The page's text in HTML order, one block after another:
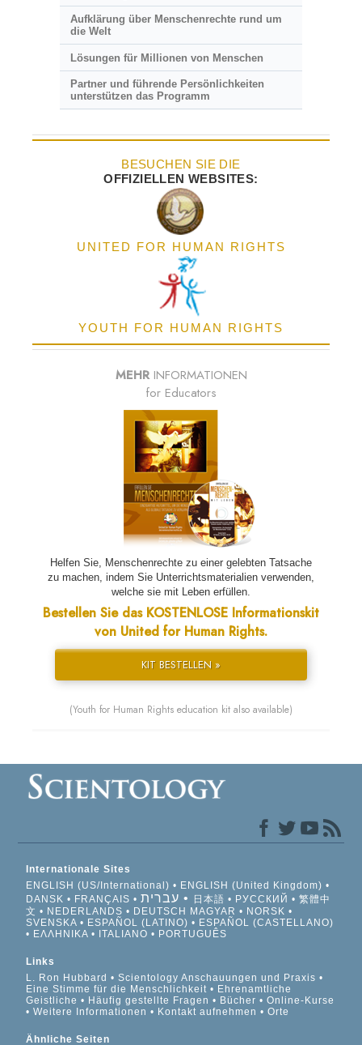
Aufklärung über Menschenrechte rund um
die Welt
Lösungen für Millionen von Menschen
Partner und führende Persönlichkeiten
unterstützen das Programm
BESUCHEN SIE DIE
OFFIZIELLEN WEBSITES:
UNITED FOR HUMAN RIGHTS
YOUTH FOR HUMAN RIGHTS
MEHR INFORMATIONEN
for Educators
Helfen Sie, Menschenrechte zu einer gelebten Tatsache
zu machen, indem Sie Unterrichtsmaterialien verwenden,
welche sie mit Leben erfüllen.
Bestellen Sie das KOSTENLOSE Informationskit
von United for Human Rights.
KIT BESTELLEN »
(Youth for Human Rights education kit also available)
Internationale Sites
ENGLISH (US/International)
ENGLISH (United Kingdom)
DANSK
FRANÇAIS עברית 日本語 РУССКИЙ
繁體中
文
NEDERLANDS DEUTSCH MAGYAR
NORSK
SVENSKA
ESPAÑOL (LATINO)
ESPAÑOL (CASTELLANO)
ΕΛΛΗΝΙΚA
ITALIANO PORTUGUÊS
Links
L. Ron Hubbard
Scientology Anschauungen und Praxis
Eine Stimme für die Menschlichkeit
Ehrenamtliche
Geistliche
Häufig gestellte Fragen Bücher
Online-Kurse
Weitere Informationen
Kontakt aufnehmen Orte
Ähnliche Seiten